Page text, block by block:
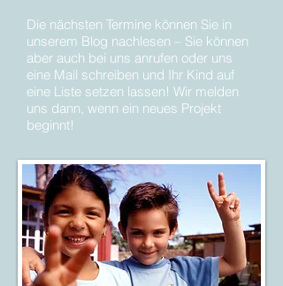
Die nächsten Termine können Sie in
unserem Blog nachlesen – Sie können
aber auch bei uns anrufen oder uns
eine Mail schreiben und Ihr Kind auf
eine Liste setzen lassen! Wir melden
uns dann, wenn ein neues Projekt
beginnt!